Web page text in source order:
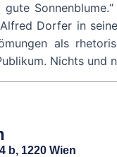
Dorfer in
als
Nichts und
b, 1220 Wien